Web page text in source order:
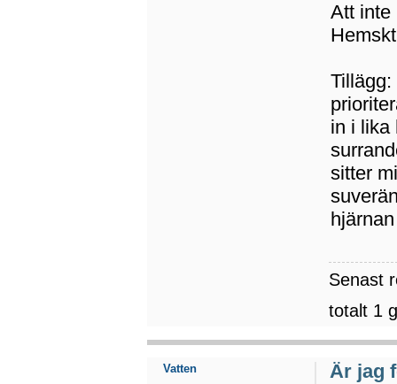
Att inte
in i lika
sitter
Senast
totalt 1
Är jag
Vatten